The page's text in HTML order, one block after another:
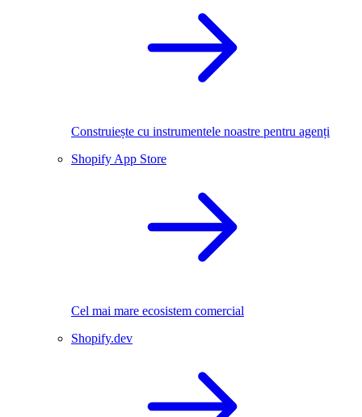
Construiește cu instrumentele noastre pentru agenți
Shopify App Store
Cel mai mare ecosistem comercial
Shopify.dev